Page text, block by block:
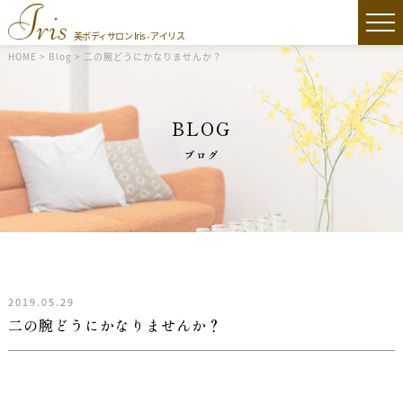
美ボディサロン Iris - アイリス
HOME > Blog > 二の腕どうにかなりませんか？
BLOG
ブログ
二の腕どうにかなりませんか？
2019.05.29